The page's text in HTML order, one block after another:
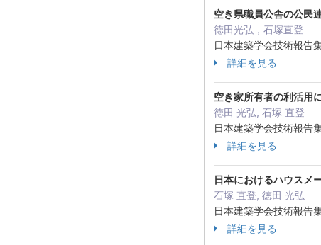
空き県職員公舎の公民
徳田光弘，石塚直登
日本建築学会技術報
詳細を見る
空き家所有者の利活用
徳田 光弘, 石塚 直登
日本建築学会技術報
詳細を見る
日本におけるハウスメ
石塚 直登, 徳田 光弘
日本建築学会技術報
詳細を見る